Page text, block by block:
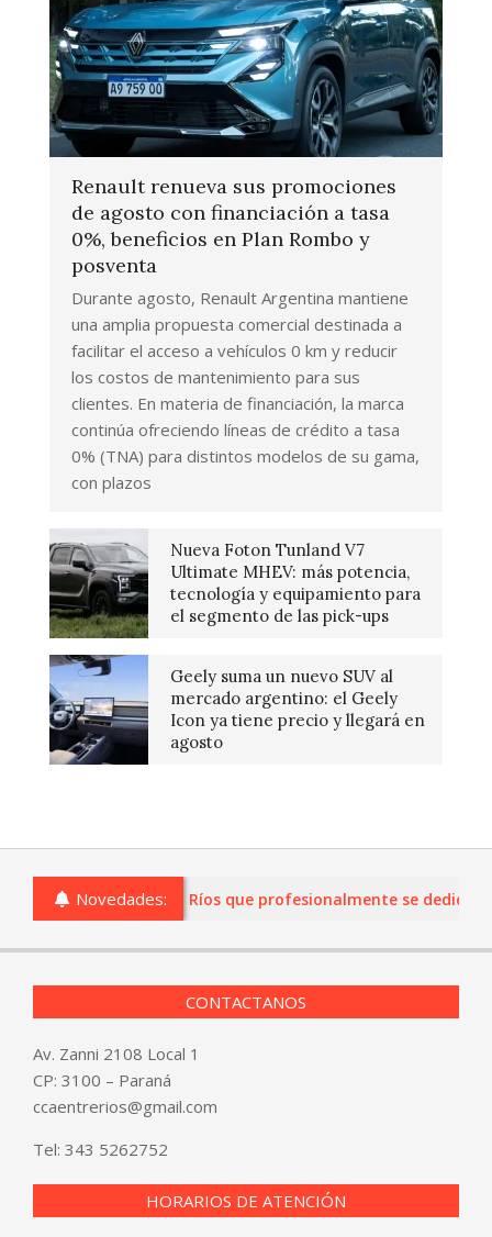
Renault renueva sus promociones
de agosto con financiación a tasa
0%, beneficios en Plan Rombo y
posventa
Durante agosto, Renault Argentina mantiene
una amplia propuesta comercial destinada a
facilitar el acceso a vehículos 0 km y reducir
los costos de mantenimiento para sus
clientes. En materia de financiación, la marca
continúa ofreciendo líneas de crédito a tasa
0% (TNA) para distintos modelos de su gama,
con plazos
Nueva Foton Tunland V7
Ultimate MHEV: más potencia,
tecnología y equipamiento para
el segmento de las pick-ups
Geely suma un nuevo SUV al
mercado argentino: el Geely
Icon ya tiene precio y llegará en
agosto
Novedades:
o comercios de Entre Ríos que profesionalmente se
CONTACTANOS
Av. Zanni 2108 Local 1
CP: 3100 – Paraná
ccaentrerios@gmail.com
Tel: 343 5262752
HORARIOS DE ATENCIÓN